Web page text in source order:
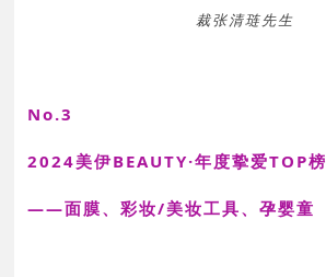
裁张清琏先生
No.3
2024美伊BEAUTY·年度挚爱TOP榜
——面膜、彩妆/美妆工具、孕婴童